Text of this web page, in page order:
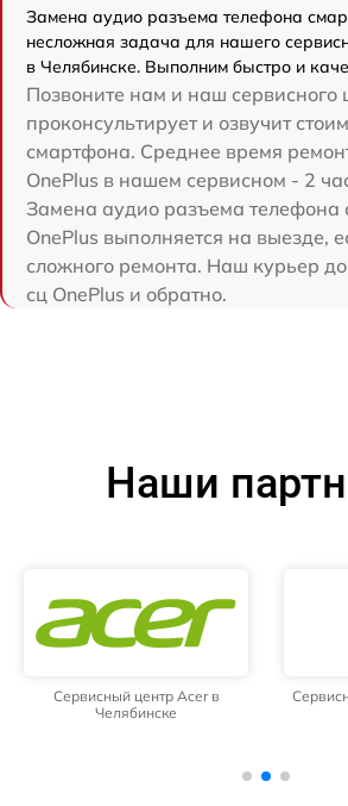
Замена аудио разъема телефона
несложная задача для нашего
в Челябинске. Выполним быстро и
Позвоните нам и наш сервисного
проконсультирует и озвучит
смартфона. Среднее время
OnePlus в нашем сервисном - 2
Замена аудио разъема телефона
OnePlus выполняется на выезде,
сложного ремонта. Наш курьер
сц OnePlus и обратно.
Наши
Сервисный центр Acer в
Челябинске